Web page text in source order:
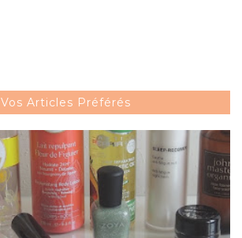
Vos Articles Préférés